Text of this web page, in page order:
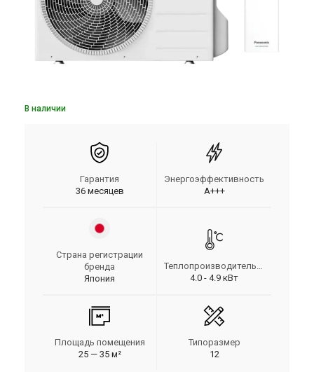
В наличии
Гарантия
36 месяцев
Энергоэффективность
A+++
Страна регистрации
бренда
Япония
Теплопроизводительность
4.0 - 4.9 кВт
Площадь помещения
25 — 35 м²
Типоразмер
12